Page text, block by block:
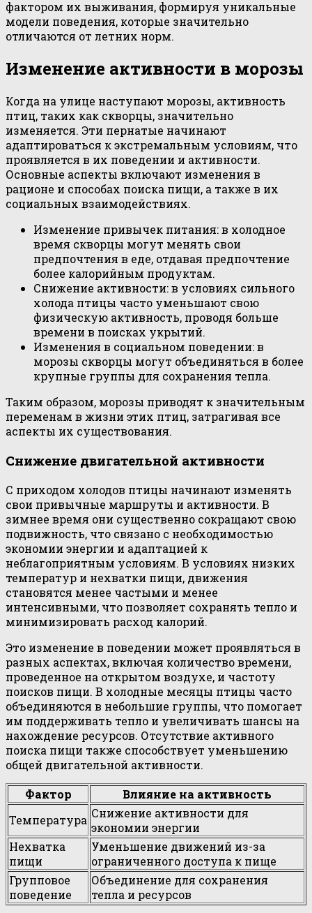
фактором их выживания, формируя уникальные
модели поведения, которые значительно
отличаются от летних норм.
Изменение активности в морозы
Когда на улице наступают морозы, активность
птиц, таких как скворцы, значительно
изменяется. Эти пернатые начинают
адаптироваться к экстремальным условиям, что
проявляется в их поведении и активности.
Основные аспекты включают изменения в
рационе и способах поиска пищи, а также в их
социальных взаимодействиях.
Изменение привычек питания: в холодное
время скворцы могут менять свои
предпочтения в еде, отдавая предпочтение
более калорийным продуктам.
Снижение активности: в условиях сильного
холода птицы часто уменьшают свою
физическую активность, проводя больше
времени в поисках укрытий.
Изменения в социальном поведении: в
морозы скворцы могут объединяться в более
крупные группы для сохранения тепла.
Таким образом, морозы приводят к значительным
переменам в жизни этих птиц, затрагивая все
аспекты их существования.
Снижение двигательной активности
С приходом холодов птицы начинают изменять
свои привычные маршруты и активности. В
зимнее время они существенно сокращают свою
подвижность, что связано с необходимостью
экономии энергии и адаптацией к
неблагоприятным условиям. В условиях низких
температур и нехватки пищи, движения
становятся менее частыми и менее
интенсивными, что позволяет сохранять тепло и
минимизировать расход калорий.
Это изменение в поведении может проявляться в
разных аспектах, включая количество времени,
проведенное на открытом воздухе, и частоту
поисков пищи. В холодные месяцы птицы часто
объединяются в небольшие группы, что помогает
им поддерживать тепло и увеличивать шансы на
нахождение ресурсов. Отсутствие активного
поиска пищи также способствует уменьшению
общей двигательной активности.
Фактор
Влияние на активность
Температура Снижение активности для
экономии энергии
Нехватка
пищи
Уменьшение движений из-за
ограниченного доступа к пище
Групповое
поведение
Объединение для сохранения
тепла и ресурсов